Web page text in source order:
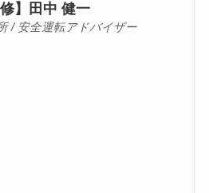
修】田中 健一
/ 安全運転アドバイザー